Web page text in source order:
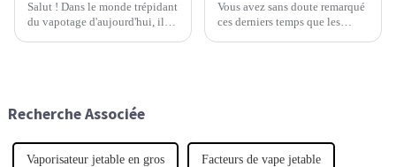
Salut ! Dans le monde trépidant
du vapotage d'aujourd'hui, il
Vous avez sans doute remarqué
ces derniers temps que les
Recherche Associée
Vaporisateur jetable en gros Facteurs de vape jetable